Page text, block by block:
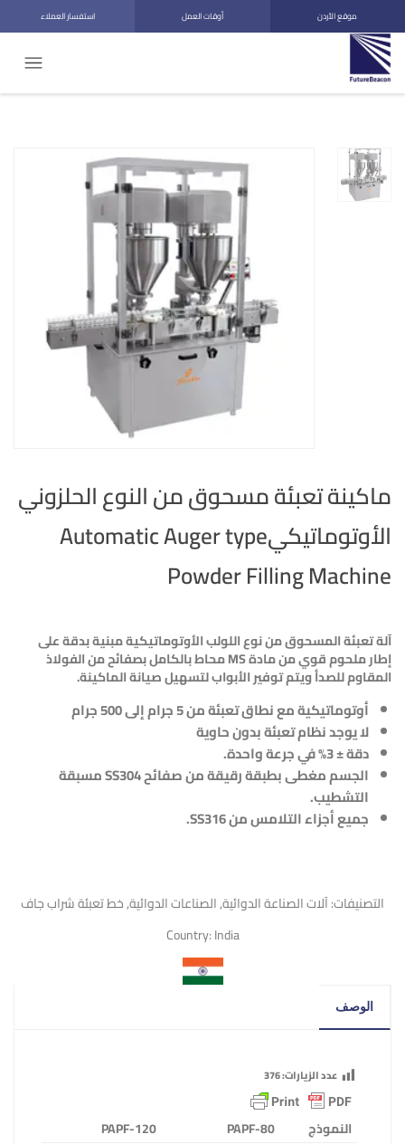
موقع الأردن أوقات العمل استفسار العملاء
ماكينة تعبئة مسحوق من النوع الحلزوني
الأوتوماتيكيAutomatic Auger type
Powder Filling Machine
آلة تعبئة المسحوق من نوع اللولب الأوتوماتيكية مبنية بدقة على
إطار ملحوم قوي من مادةMSمحاط بالكامل بصفائح من الفولاذ
المقاوم للصدأ ويتم توفير الأبواب لتسهيل صيانة الماكينة.
أوتوماتيكية مع نطاق تعبئة من 5 جرام إلى 500 جرام
لا يوجد نظام تعبئة بدون حاوية
دقة ± 3% في جرعة واحدة.
الجسم مغطى بطبقة رقيقة من صفائحSS304مسبقة
التشطيب.
جميع أجزاء التلامس منSS316
.
التصنيفات:آلات الصناعة الدوائية,الصناعات الدوائية,خط تعبئة شراب جاف
Country:India
الوصف
عدد الزيارات:376
النموذج PAPF-80
PAPF-120